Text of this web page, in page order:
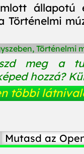
állapotú
Történelmi
Történelmi
meg a
hozzá?
többi
Mutasd az